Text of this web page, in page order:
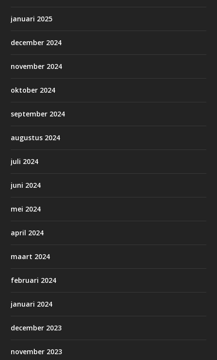
januari 2025
december 2024
november 2024
oktober 2024
september 2024
augustus 2024
juli 2024
juni 2024
mei 2024
april 2024
maart 2024
februari 2024
januari 2024
december 2023
november 2023